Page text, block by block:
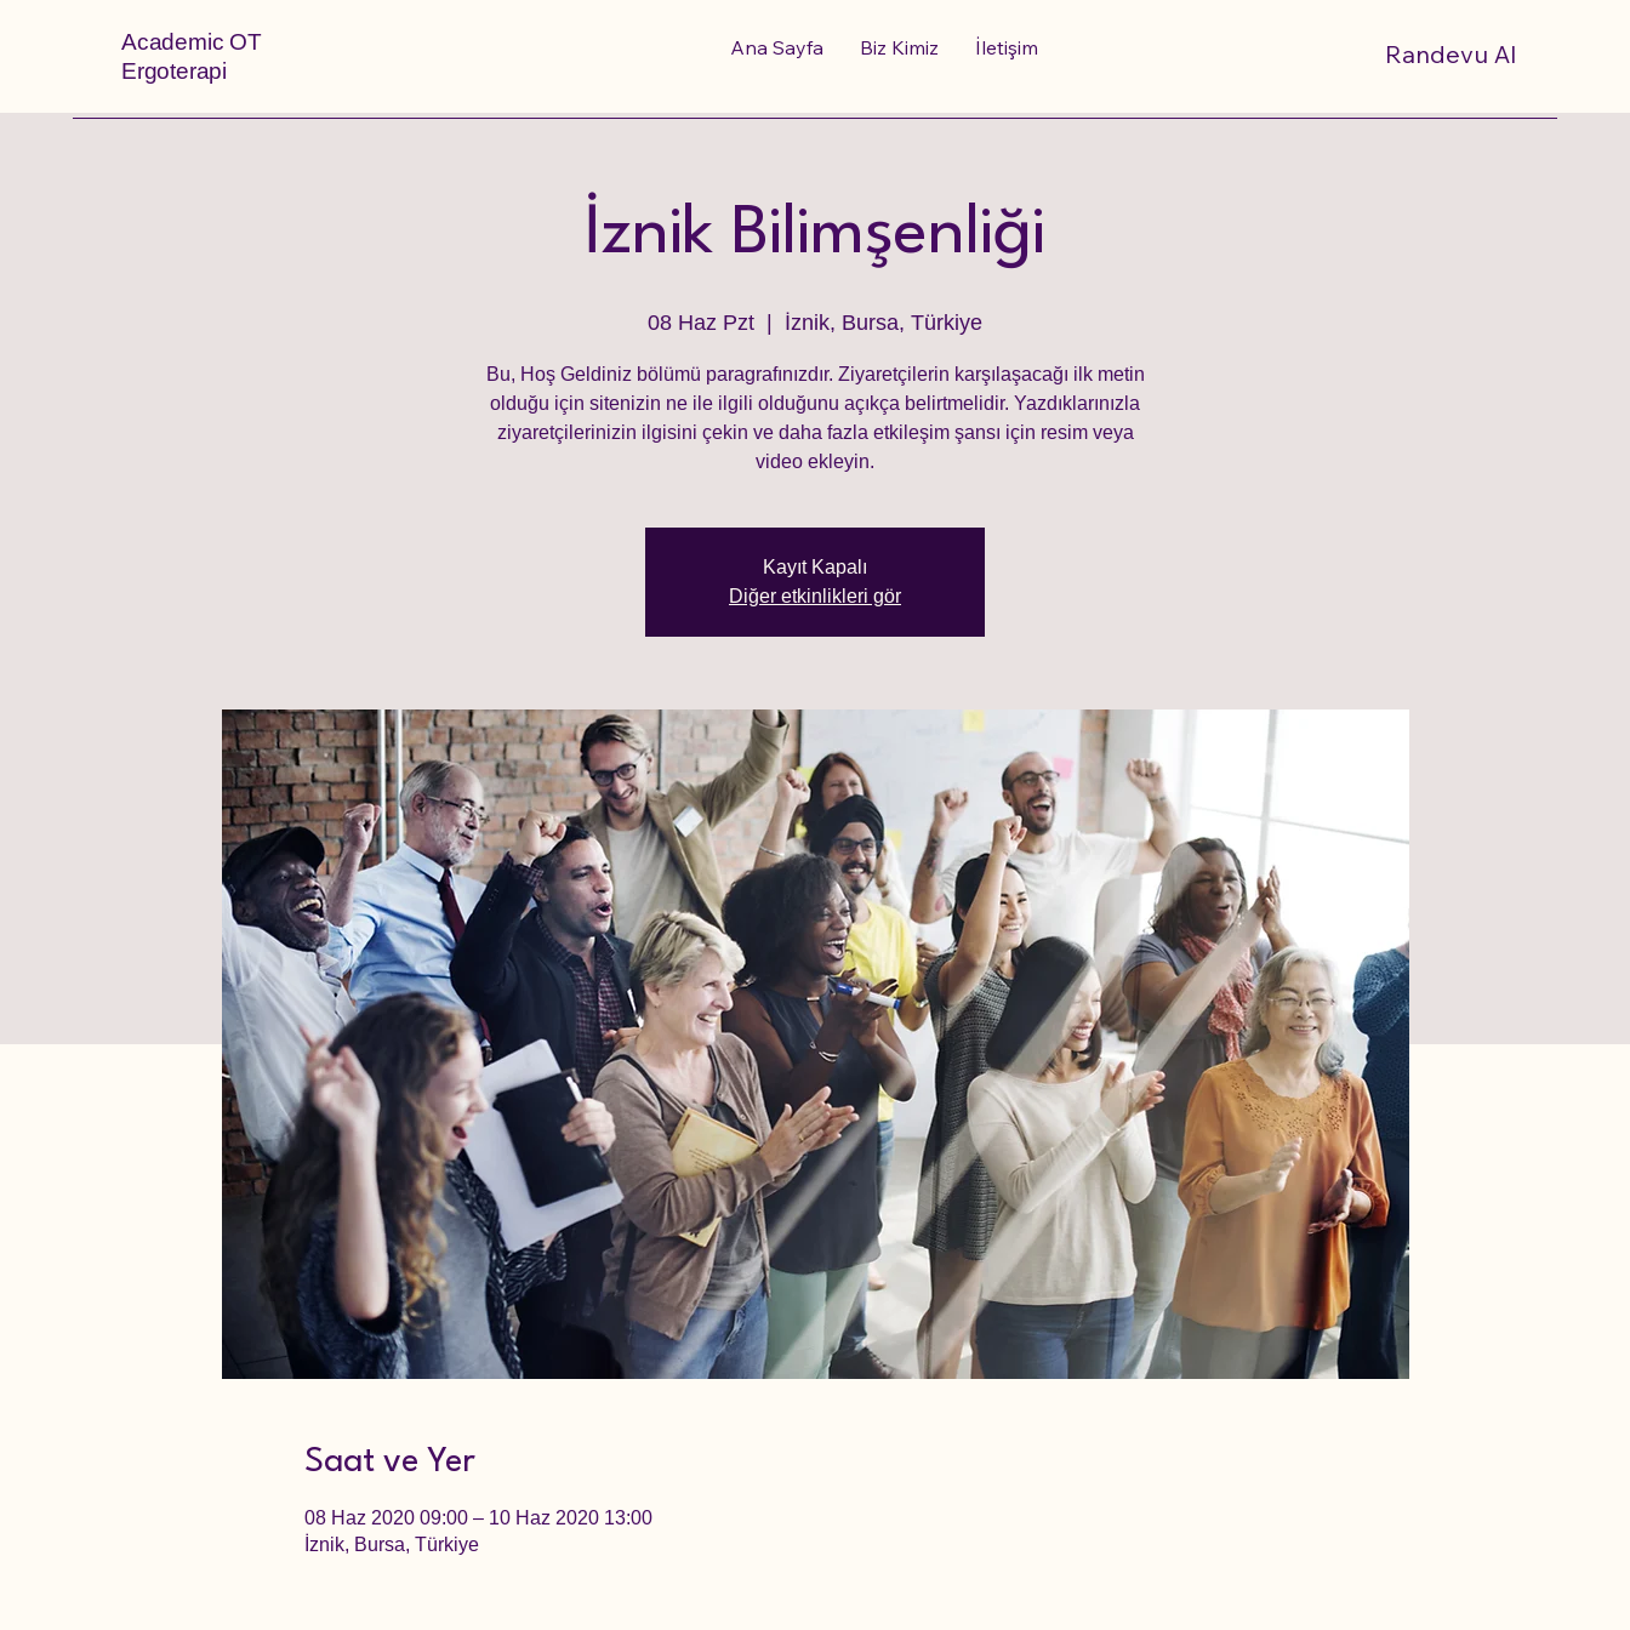
Academic OT
Ergoterapi
Ana Sayfa Biz Kimiz İletişim Randevu Al
İznik Bilimşenliği
08 Haz Pzt İznik, Bursa, Türkiye
Bu, Hoş Geldiniz bölümü paragrafınızdır. Ziyaretçilerin karşılaşacağı ilk metin
olduğu için sitenizin ne ile ilgili olduğunu açıkça belirtmelidir. Yazdıklarınızla
ziyaretçilerinizin ilgisini çekin ve daha fazla etkileşim şansı için resim veya
video ekleyin.
Kayıt Kapalı
Diğer etkinlikleri gör
Saat ve Yer
08 Haz 2020 09:00 – 10 Haz 2020 13:00
İznik, Bursa, Türkiye